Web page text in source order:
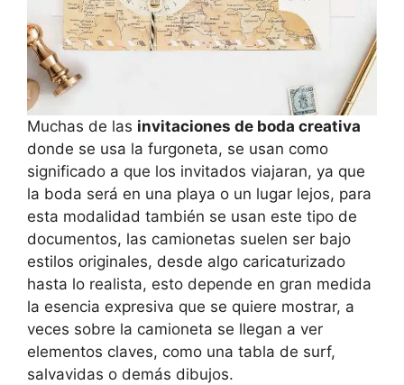
Muchas de las invitaciones de boda creativa
donde se usa la furgoneta, se usan como
significado a que los invitados viajaran, ya que
la boda será en una playa o un lugar lejos, para
esta modalidad también se usan este tipo de
documentos, las camionetas suelen ser bajo
estilos originales, desde algo caricaturizado
hasta lo realista, esto depende en gran medida
la esencia expresiva que se quiere mostrar, a
veces sobre la camioneta se llegan a ver
elementos claves, como una tabla de surf,
salvavidas o demás dibujos.